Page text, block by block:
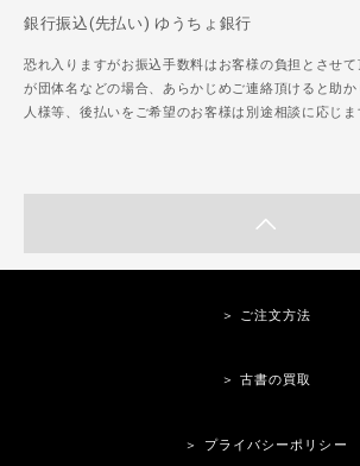
銀行振込(先払い) ゆうちょ銀行
恐れ入りますがお振込手数料はお客様の負担とさせ
が団体名などの場合、あらかじめご連絡頂けると助
人様等、後払いをご希望のお客様は別途相談に応じま
＞ ご注文方法
＞ 古書の買取
＞ プライバシーポリシー